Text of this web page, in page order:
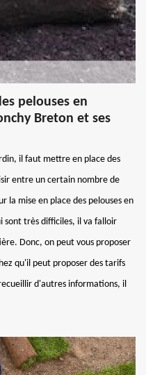
pelouses en
Breton et ses
il faut mettre en place des
entre un certain nombre de
la mise en place des pelouses en
sont très difficiles, il va falloir
Donc, on peut vous proposer
qu'il peut proposer des tarifs
d'autres informations, il